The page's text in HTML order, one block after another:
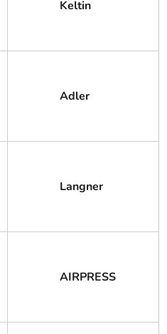
Keltin
Adler
Langner
AIRPRESS